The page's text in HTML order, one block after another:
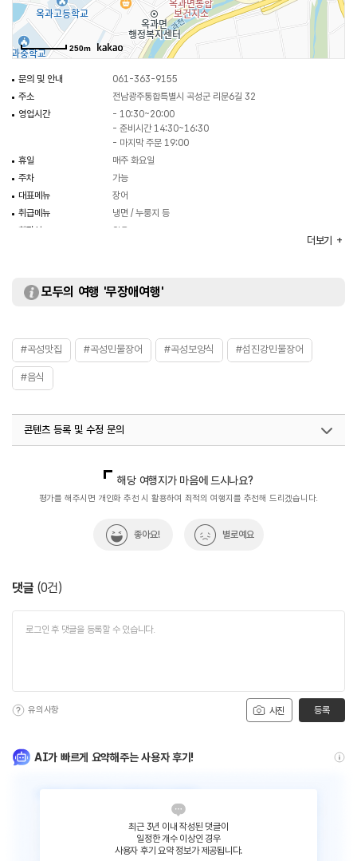
250m
문의 및 안내
061-363-9155
주소
전남광주통합특별시 곡성군 리문6길 32
영업시간
- 10:30~20:00
- 준비시간 14:30~16:30
- 마지막 주문 19:00
휴일
매주 화요일
주차
가능
대표메뉴
장어
취급메뉴
냉면 / 누룽지 등
화장실
있음
더보기
모두의 여행 '무장애여행'
#곡성맛집 #곡성민물장어 #곡성보양식 #섬진강민물장어
#음식
콘텐츠 등록 및 수정 문의
해당 여행지가 마음에 드시나요?
평가를 해주시면 개인화 추천 시 활용하여 최적의 여행지를 추천해 드리겠습니다.
좋아요! 별로예요
댓글 (0건)
사진
유의사항 등록
AI가 빠르게 요약해주는 사용자 후기!
최근 3년 이내 작성된 댓글이
일정한 개수 이상인 경우
사용자 후기 요약 정보가 제공됩니다.